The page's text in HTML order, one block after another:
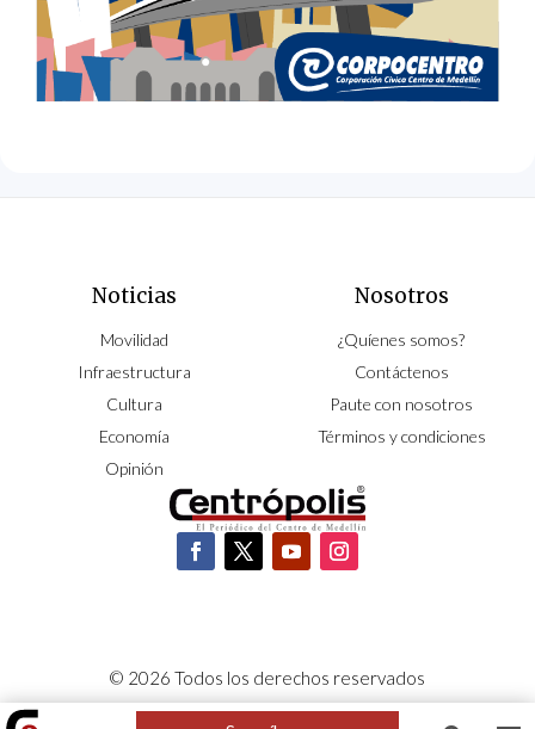
Noticias
Movilidad
Infraestructura
Cultura
Economía
Opinión
Nosotros
¿Quíenes somos?
Contáctenos
Paute con nosotros
Términos y condiciones
© 2026 Todos los derechos reservados
CORPOCENTRO | Hecho con pasión porNeoCiclo